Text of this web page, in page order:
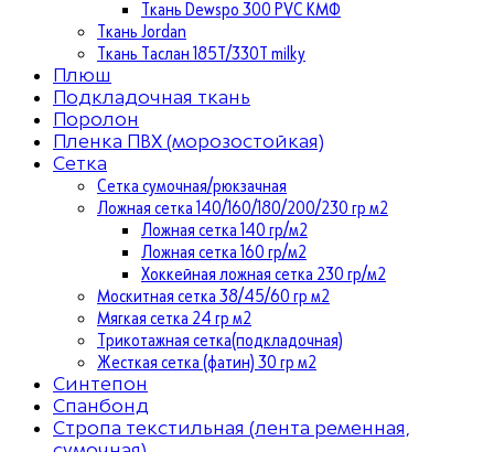
Ткань Dewspo 300 PVC КМФ
Ткань Jordan
Ткань Таслан 185T/330T milky
Плюш
Подкладочная ткань
Поролон
Пленка ПВХ (морозостойкая)
Сетка
Сетка сумочная/рюкзачная
Ложная сетка 140/160/180/200/230 гр м2
Ложная сетка 140 гр/м2
Ложная сетка 160 гр/м2
Хоккейная ложная сетка 230 гр/м2
Москитная сетка 38/45/60 гр м2
Мягкая сетка 24 гр м2
Трикотажная сетка(подкладочная)
Жесткая сетка (фатин) 30 гр м2
Синтепон
Спанбонд
Стропа текстильная (лента ременная,